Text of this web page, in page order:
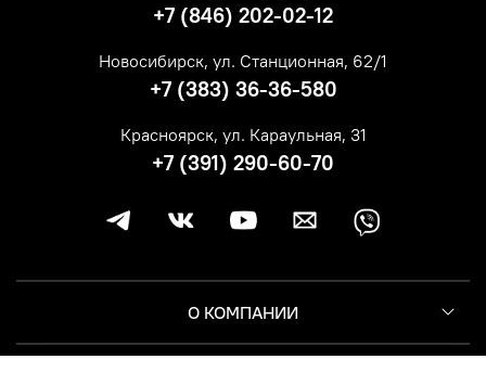
О КОМПАНИИ
+7 (846) 202-02-12
Новосибирск, ул. Станционная, 62/1
+7 (383) 36-36-580
Красноярск, ул. Караульная, 31
+7 (391) 290-60-70